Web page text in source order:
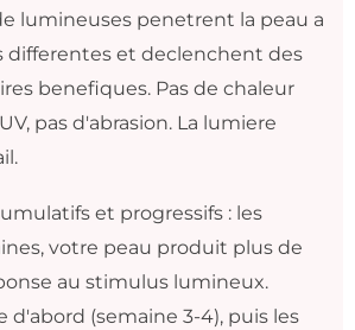
lumineuses penetrent la peau a
differentes et declenchent des
benefiques. Pas de chaleur
pas d'abrasion. La lumiere
et progressifs : les
votre peau produit plus de
au stimulus lumineux.
d'abord (semaine 3-4), puis les